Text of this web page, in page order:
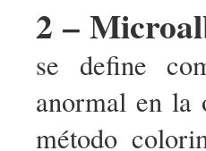
2 –
se define
anormal en la
método